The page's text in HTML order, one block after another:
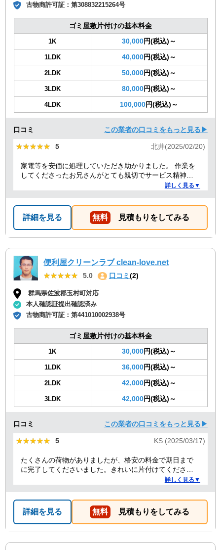
古物商許可証：第308832215264号
ゴミ屋敷片付けの基本料金
1K 30,000円(税込)～
1LDK 40,000円(税込)～
2LDK 50,000円(税込)～
3LDK 80,000円(税込)～
4LDK 100,000円(税込)～
口コミ この業者の口コミをもっと見る▶
★★★★★
★★★★★ 5 北井(2025/02/20)
家電等を安価に処理していただき助かりました。 作業を
してくださったお兄さんがとても親切でサービス精神溢
詳しく見る▼
詳細を見る 無料 見積もりをしてみる
便利屋クリーンラブ clean-love.net
★★★★★
★★★★★ 5.0 口コミ (2)
群馬県佐波郡玉村町対応
本人確認証提出確認済み
古物商許可証：第441010002938号
ゴミ屋敷片付けの基本料金
1K 30,000円(税込)～
1LDK 36,000円(税込)～
2LDK 42,000円(税込)～
3LDK 42,000円(税込)～
口コミ この業者の口コミをもっと見る▶
★★★★★
★★★★★ 5 KS (2025/03/17)
たくさんの荷物がありましたが、格安の料金で期日まで
に完了してくださいました。きれいに片付けてくださり
ありがとうございました。作業の進捗も報告してくださ
詳しく見る▼
詳細を見る 無料 見積もりをしてみる